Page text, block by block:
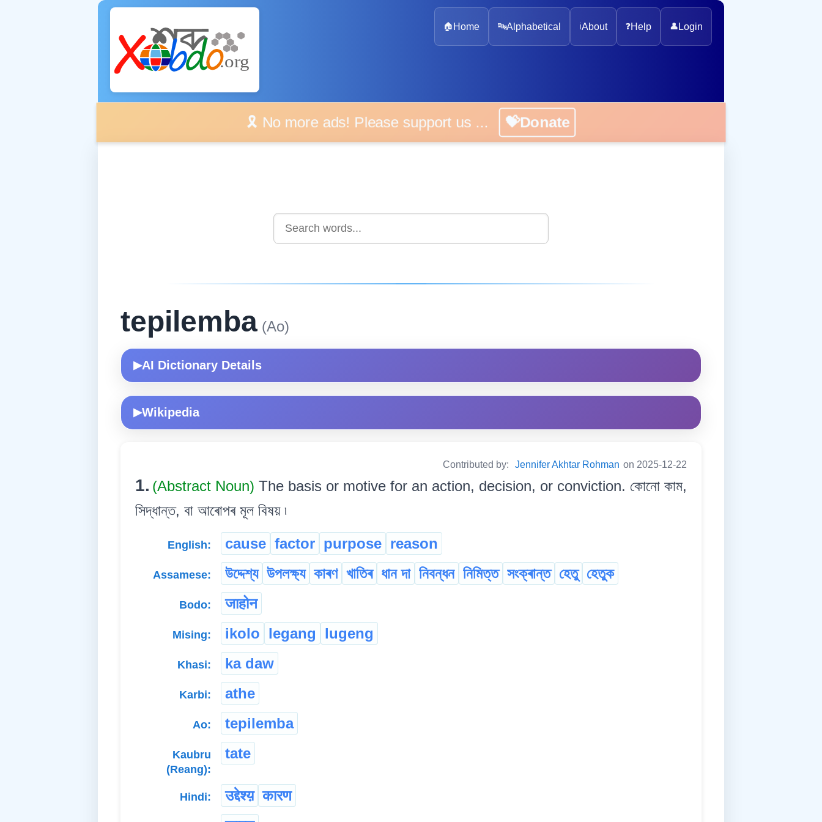
🏠 Home 🔤Alphabetical ℹ️About ❓Help 👤 Login
🎗️ No more ads! Please support us ... 💝Donate
tepilemba (Ao)
▶AI Dictionary Details
▶Wikipedia
Contributed by: Jennifer Akhtar Rohman on 2025-12-22
1. (Abstract Noun) The basis or motive for an action, decision, or conviction. কোনো কাম,
সিদ্ধান্ত, বা আৰোপৰ মূল বিষয় ৷
English: cause factor purpose reason
Assamese: উদ্দেশ্য উপলক্ষ্য কাৰণ খাতিৰ ধান দা নিবন্ধন নিমিত্ত সংক্ৰান্ত হেতু হেতুক
Bodo: जाहोन
Mising: ikolo legang lugeng
Khasi: ka daw
Karbi: athe
Ao: tepilemba
Kaubru
(Reang):
tate
Hindi: उद्देश्य़ कारण